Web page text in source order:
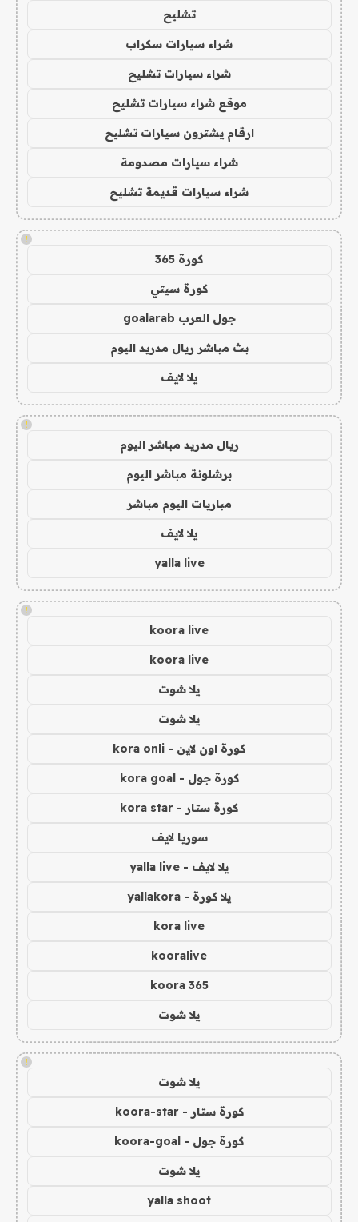
تشليح
شراء سيارات سكراب
شراء سيارات تشليح
موقع شراء سيارات تشليح
ارقام يشترون سيارات تشليح
شراء سيارات مصدومة
شراء سيارات قديمة تشليح
!
كورة 365
كورة سيتي
جول العرب goalarab
بث مباشر ريال مدريد اليوم
يلا لايف
!
ريال مدريد مباشر اليوم
برشلونة مباشر اليوم
مباريات اليوم مباشر
يلا لايف
yalla live
!
koora live
koora live
يلا شوت
يلا شوت
كورة اون لاين - kora onli
كورة جول - kora goal
كورة ستار - kora star
سوريا لايف
يلا لايف - yalla live
يلا كورة - yallakora
kora live
kooralive
koora 365
يلا شوت
!
يلا شوت
كورة ستار - koora-star
كورة جول - koora-goal
يلا شوت
yalla shoot